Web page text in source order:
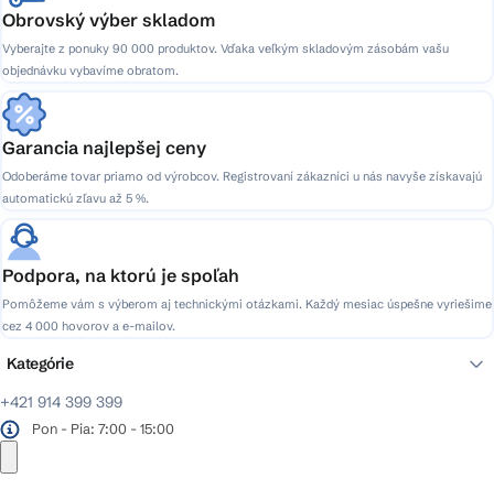
Obrovský výber skladom
Vyberajte z ponuky 90 000 produktov. Vďaka veľkým skladovým zásobám vašu
objednávku vybavíme obratom.
Garancia najlepšej ceny
Odoberáme tovar priamo od výrobcov. Registrovaní zákazníci u nás navyše získavajú
automatickú zľavu až 5 %.
Podpora, na ktorú je spoľah
Pomôžeme vám s výberom aj technickými otázkami. Každý mesiac úspešne vyriešime
cez 4 000 hovorov a e-mailov.
+421 914 399 399
Pon - Pia: 7:00 - 15:00
Kategórie